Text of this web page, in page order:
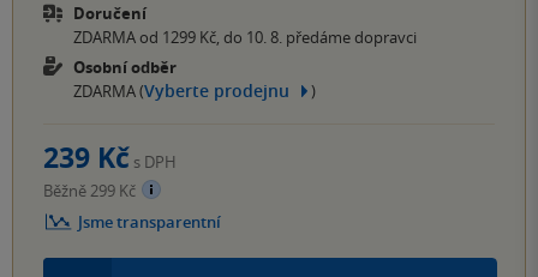
Doručení
ZDARMA od 1299 Kč, do 10. 8. předáme dopravci
Osobní odběr
ZDARMA (Vyberte prodejnu )
239 Kč s DPH
Běžně 299 Kč
Jsme transparentní